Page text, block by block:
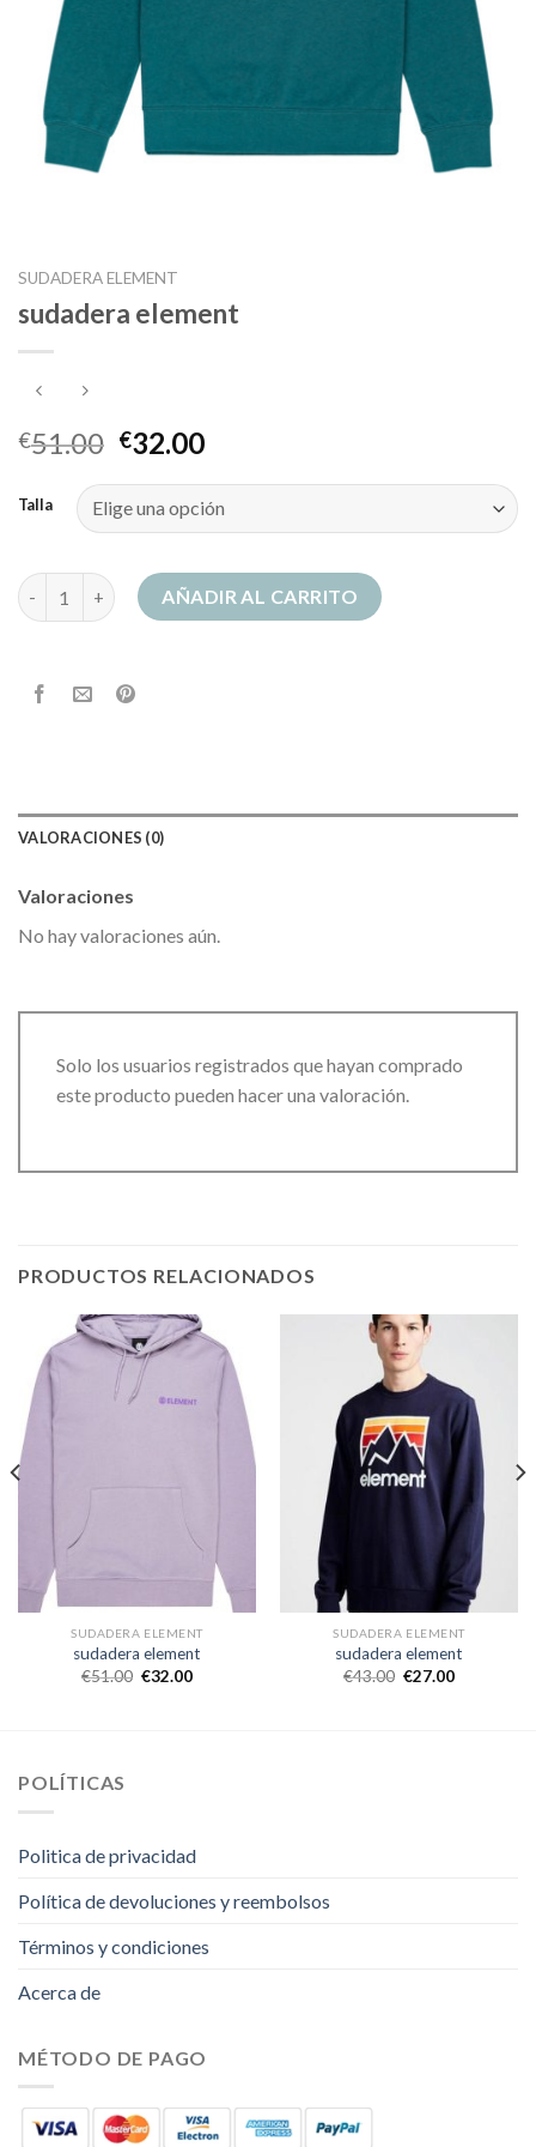
SUDADERA ELEMENT
sudadera element
€51.00 €32.00
Talla
sudadera element cantidadAÑADIR AL CARRITO
VALORACIONES (0)
Valoraciones
No hay valoraciones aún.
Solo los usuarios registrados que hayan comprado
este producto pueden hacer una valoración.
PRODUCTOS RELACIONADOS
SUDADERA ELEMENT
sudadera element
€51.00 €32.00
SUDADERA ELEMENT
sudadera element
€43.00 €27.00
POLÍTICAS
Politica de privacidad
Política de devoluciones y reembolsos
Términos y condiciones
Acerca de
MÉTODO DE PAGO